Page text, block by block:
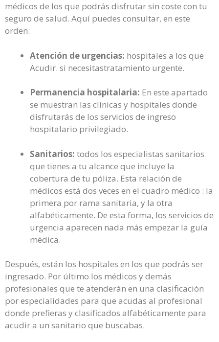
médicos de los que podrás disfrutar sin coste con tu
seguro de salud. Aquí puedes consultar, en este
orden:
Atención de urgencias: hospitales a los que
Acudir. si necesitastratamiento urgente.
Permanencia hospitalaria: En este apartado
se muestran las clínicas y hospitales donde
disfrutarás de los servicios de ingreso
hospitalario privilegiado.
Sanitarios: todos los especialistas sanitarios
que tienes a tu alcance que incluye la
cobertura de tu póliza. Esta relación de
médicos está dos veces en el cuadro médico : la
primera por rama sanitaria, y la otra
alfabéticamente. De esta forma, los servicios de
urgencia aparecen nada más empezar la guía
médica.
Después, están los hospitales en los que podrás ser
ingresado. Por último los médicos y demás
profesionales que te atenderán en una clasificación
por especialidades para que acudas al profesional
donde prefieras y clasificados alfabéticamente para
acudir a un sanitario que buscabas.